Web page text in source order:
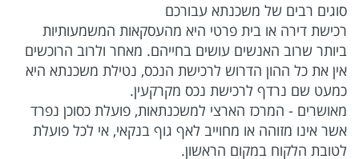
סוגים רבים של משכנתא עבורכם
רכישת דירה או בית פרטי היא מהעסקאות המשמעותיות
ביותר שרוב האנשים עושים בחייהם. מאחר ולרוב הרוכשים
אין את כל ההון הדרוש לרכישת הנכס, נטילת משכנתא היא
כמעט שם נרדף לרכישת נכס מקרקעין.
מאושרים - המרכז הארצי למשכנתאות, פועלת כסוכן נפרד
אשר אינו מזוהה או מחוייב לאף גוף בנקאי, אי לכל פועלת
לטובת הלקוח במקום הראשון.